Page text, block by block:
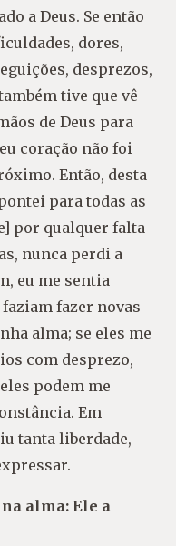
a Deus. Se então
dores,
desprezos,
tive que vê-
de Deus para
coração não foi
Então, desta
para todas as
por qualquer falta
nunca perdi a
eu me sentia
fazer novas
alma; se eles me
com desprezo,
podem me
Em
tanta liberdade,
alma: Ele a